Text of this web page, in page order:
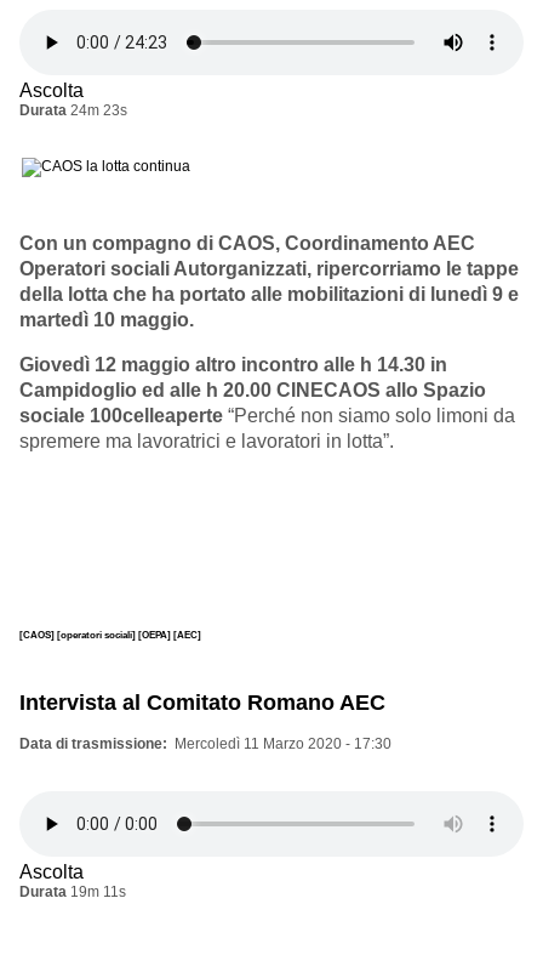
Ascolta
Durata 24m 23s
Con un compagno di CAOS, Coordinamento AEC
Operatori sociali Autorganizzati, ripercorriamo le tappe
della lotta che ha portato alle mobilitazioni di lunedì 9 e
martedì 10 maggio.
Giovedì 12 maggio altro incontro alle h 14.30 in
Campidoglio ed alle h 20.00 CINECAOS allo Spazio
sociale 100celleaperte “Perché non siamo solo limoni da
spremere ma lavoratrici e lavoratori in lotta”.
[CAOS] [operatori sociali] [OEPA] [AEC]
Intervista al Comitato Romano AEC
Data di trasmissione Mercoledì 11 Marzo 2020 - 17:30
Ascolta
Durata 19m 11s